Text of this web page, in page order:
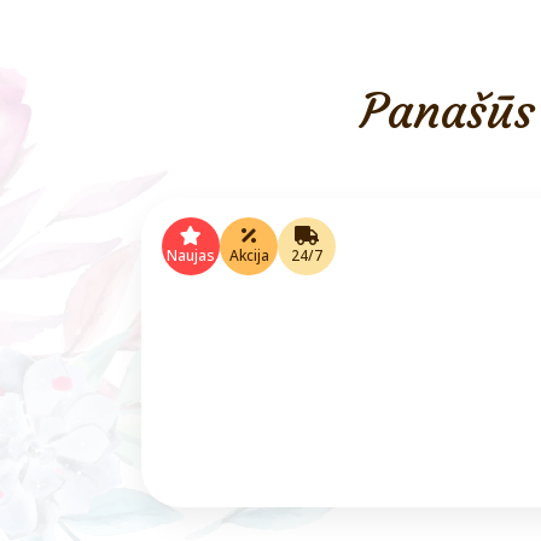
Naujas Akcija 24/7